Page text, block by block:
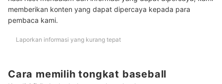
memberikan konten yang dapat dipercaya kepada para
pembaca kami.
Laporkan informasi yang kurang tepat
Cara memilih tongkat baseball